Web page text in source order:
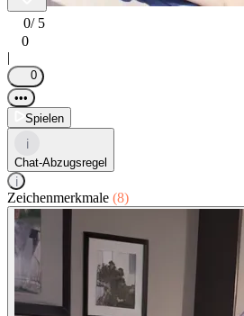
0/ 5
0
|
0
•••
Spielen
i
Chat-Abzugsregel
i
Zeichenmerkmale (8)